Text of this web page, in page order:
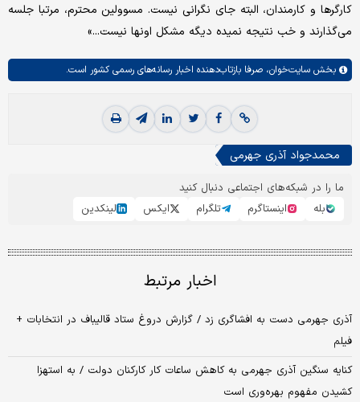
کارگرها و کارمندان، البته جای نگرانی نیست. مسوولین محترم، مرتبا جلسه
می‌گذارند و خب نتیجه نمیده دیگه مشکل اونها نیست...»
بخش سایت‌خوان، صرفا بازتاب‌دهنده اخبار رسانه‌های رسمی کشور است.
محمدجواد آذری جهرمی
ما را در شبکه‌های اجتماعی دنبال کنید
بله
اینستاگرم تلگرام ایکس لینکدین
اخبار مرتبط
آذری جهرمی دست به افشاگری زد / گزارش دروغ ستاد قالیباف در انتخابات +
فیلم
کنایه سنگین آذری جهرمی به کاهش ساعات کار کارکنان دولت / به استهزا
کشیدن مفهوم بهره‌وری است